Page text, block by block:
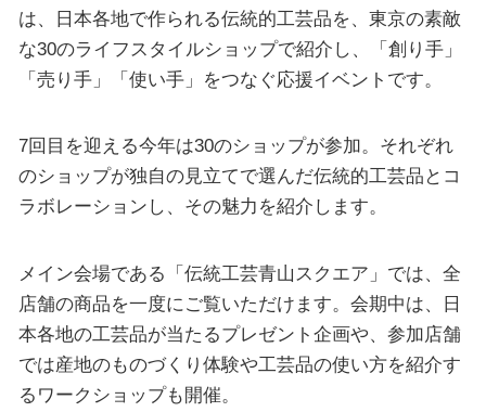
は、日本各地で作られる伝統的工芸品を、東京の素敵
な30のライフスタイルショップで紹介し、「創り手」
「売り手」「使い手」をつなぐ応援イベントです。
7回目を迎える今年は30のショップが参加。それぞれ
のショップが独自の見立てで選んだ伝統的工芸品とコ
ラボレーションし、その魅力を紹介します。
メイン会場である「伝統工芸青山スクエア」では、全
店舗の商品を⼀度にご覧いただけます。会期中は、日
本各地の工芸品が当たるプレゼント企画や、参加店舗
では産地のものづくり体験や工芸品の使い方を紹介す
るワークショップも開催。